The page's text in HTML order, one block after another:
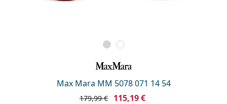
Max Mara MM 5078 071 14 54
179,99 € 115,19 €